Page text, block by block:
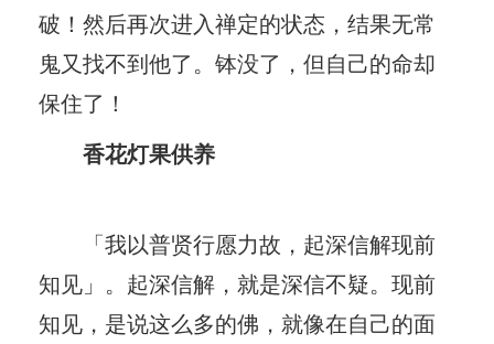
破！然后再次进入禅定的状态，结果无常
鬼又找不到他了。钵没了，但自己的命却
保住了！
香花灯果供养
「我以普贤行愿力故，起深信解现前
知见」。起深信解，就是深信不疑。现前
知见，是说这么多的佛，就像在自己的面